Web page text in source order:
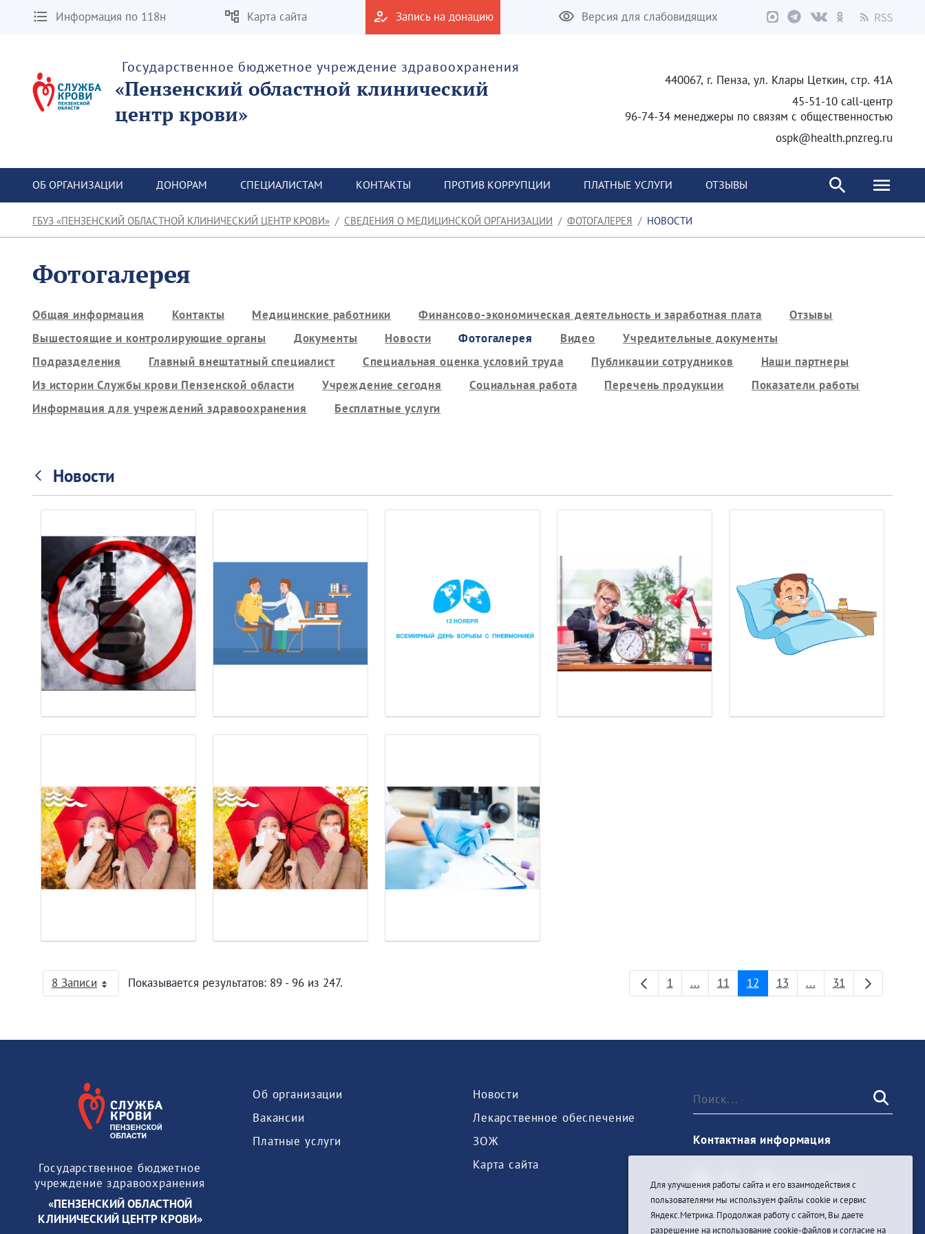
Информация по 118н Карта сайта Запись на донацию Версия для слабовидящих
Государственное бюджетное учреждение здравоохранения
«Пензенский областной клинический
центр крови»
440067, г. Пенза, ул. Клары Цеткин, стр. 41А
45-51-10 call-центр
96-74-34 менеджеры по связям с общественностью
ospk@health.pnzreg.ru
ОБ ОРГАНИЗАЦИИ ДОНОРАМ СПЕЦИАЛИСТАМ КОНТАКТЫ ПРОТИВ КОРРУПЦИИ ПЛАТНЫЕ УСЛУГИ ОТЗЫВЫ
ГБУЗ «ПЕНЗЕНСКИЙ ОБЛАСТНОЙ КЛИНИЧЕСКИЙ ЦЕНТР КРОВИ» СВЕДЕНИЯ О МЕДИЦИНСКОЙ ОРГАНИЗАЦИИ ФОТОГАЛЕРЕЯ НОВОСТИ
Фотогалерея
Общая информация Контакты Медицинские работники Финансово-экономическая деятельность и заработная плата
Отзывы
Вышестоящие и контролирующие органы
Документы Новости Фотогалерея Видео
Учредительные документы
Подразделения
Главный внештатный специалист Специальная оценка условий труда Публикации сотрудников
Наши партнеры
Из истории Службы крови Пензенской области
Учреждение сегодня Социальная работа Перечень продукции
Показатели работы
Информация для учреждений здравоохранения
Бесплатные услуги
Новости
8 ЗаписиНа страницуПоказывается результатов: 89 - 96 из 247. Страница
1 ...Промежуточные страницы
Страница
11 Страница
12 Страница
13 ...Промежуточные
Страница
31
Государственное бюджетное
учреждение здравоохранения
«ПЕНЗЕНСКИЙ ОБЛАСТНОЙ
КЛИНИЧЕСКИЙ ЦЕНТР КРОВИ»
Об организации
Вакансии
Платные услуги
Новости
Лекарственное обеспечение
ЗОЖ
Карта сайта
Контактная информация
Войти
Для улучшения работы сайта и его взаимодействия с
пользователями мы используем файлы cookie и сервис
Яндекс.Метрика. Продолжая работу с сайтом, Вы даете
разрешение на использование cookie-файлов и согласие на